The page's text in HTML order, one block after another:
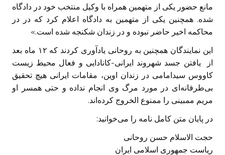
مانع حضور یکی از متهمین همراه با وکیل منتخب خود در دادگاه
شده. همچنین یکی از متهمین به دادگاه اعلام کرد که در در
محاکمه اخیر حاضر نبوده و در زندان شکنجه شده است.»
این نمایندگان همچنین به روحانی یادآوری کردند که ۱۲ ماه بعد
از یافتن جسد شهروند ایرانی-کانادایی و فعال محیط زیست
کاووس سیدامامی در زندان اوین، مقامات ایرانی هیچ تحقیق
بی‌طرفانه‌ای در مورد مرگ وی انجام نداده و حتی همسر او
مریم ممبینی را ممنوع الخروج کرده‌اند.
در پایان متن کامل نامه را می‌خوانید:
حجت الاسلام حسن روحانی
ریاست جمهوری اسلامی ایران